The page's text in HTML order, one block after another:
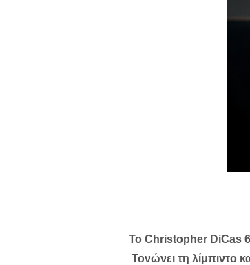
Το Christopher DiCas
Τονώνει τη λίμπιντο